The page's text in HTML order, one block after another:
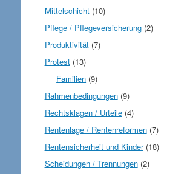
Mittelschicht(10)
Pflege / Pflegeversicherung(2)
Produktivität(7)
Protest(13)
Familien (9)
Rahmenbedingungen(9)
Rechtsklagen / Urteile(4)
Rentenlage / Rentenreformen(7)
Rentensicherheit und Kinder(18)
Scheidungen / Trennungen(2)